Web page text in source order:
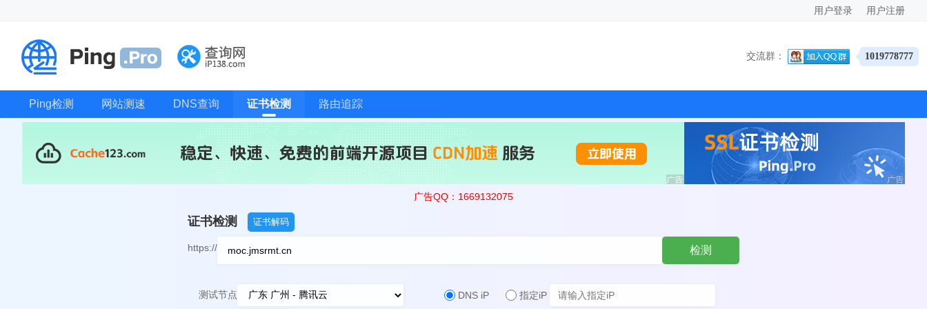
用户登录 用户注册
交流群： 1019778777
Ping检测 网站测速 DNS查询 证书检测 路由追踪
广告QQ：1669132075
证书检测 证书解码
https:// 检测
测试节点 DNS iP 指定iP